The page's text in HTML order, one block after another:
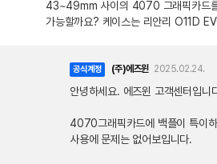
43~49mm 사이의 4070 그래픽카드
가능할까요? 케이스는 리안리 O11D
공식계정 (주)에즈윈 2025.02.24.
안녕하세요. 에즈윈 고객센터입니
4070그래픽카드에 백플이 특이
사용에 문제는 없어보입니다.